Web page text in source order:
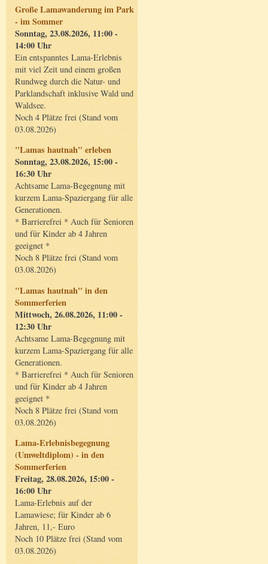
Große Lamawanderung im Park
- im Sommer
Sonntag, 23.08.2026, 11:00 -
14:00 Uhr
Ein entspanntes Lama-Erlebnis
mit viel Zeit und einem großen
Rundweg durch die Natur- und
Parklandschaft inklusive Wald und
Waldsee.
Noch 4 Plätze frei (Stand vom
03.08.2026)
"Lamas hautnah" erleben
Sonntag, 23.08.2026, 15:00 -
16:30 Uhr
Achtsame Lama-Begegnung mit
kurzem Lama-Spaziergang für alle
Generationen.
* Barrierefrei * Auch für Senioren
und für Kinder ab 4 Jahren
geeignet *
Noch 8 Plätze frei (Stand vom
03.08.2026)
"Lamas hautnah" in den
Sommerferien
Mittwoch, 26.08.2026, 11:00 -
12:30 Uhr
Achtsame Lama-Begegnung mit
kurzem Lama-Spaziergang für alle
Generationen.
* Barrierefrei * Auch für Senioren
und für Kinder ab 4 Jahren
geeignet *
Noch 8 Plätze frei (Stand vom
03.08.2026)
Lama-Erlebnisbegegnung
(Umweltdiplom) - in den
Sommerferien
Freitag, 28.08.2026, 15:00 -
16:00 Uhr
Lama-Erlebnis auf der
Lamawiese; für Kinder ab 6
Jahren, 11,- Euro
Noch 10 Plätze frei (Stand vom
03.08.2026)